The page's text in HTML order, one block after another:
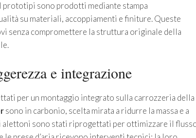
sono prodotti mediante stampa
su materiali, accoppiamenti e finiture. Queste
senza compromettere la struttura originale della
e integrazione
per un montaggio integrato sulla carrozzeria della
sono in carbonio, scelta mirata a ridurre la massa e a
sono stati riprogettati per ottimizzare il